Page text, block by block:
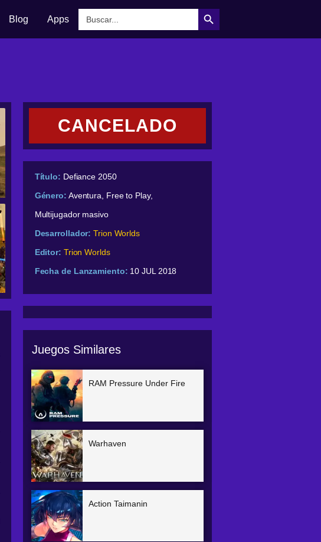
Blog Apps
Botón de búsqueda
CANCELADO
Título: Defiance 2050
Género: Aventura, Free to Play,
Multijugador masivo
Desarrollador: Trion Worlds
Editor: Trion Worlds
Fecha de Lanzamiento: 10 JUL 2018
Juegos Similares
RAM Pressure Under Fire
Warhaven
Action Taimanin